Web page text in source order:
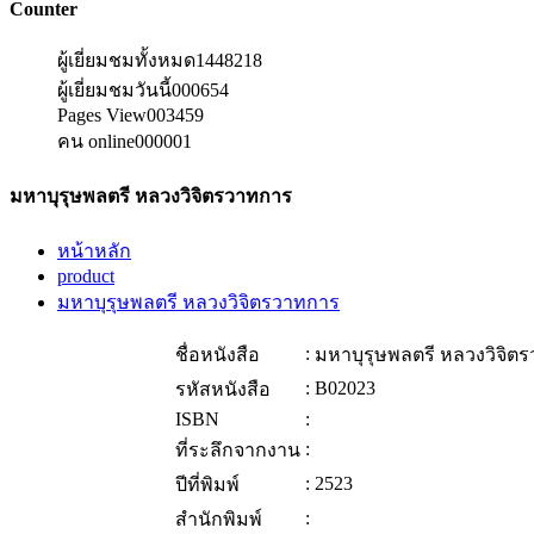
Counter
ผู้เยี่ยมชมทั้งหมด1448218
ผู้เยี่ยมชมวันนี้000654
Pages View003459
คน online000001
มหาบุรุษพลตรี หลวงวิจิตรวาทการ
หน้าหลัก
product
มหาบุรุษพลตรี หลวงวิจิตรวาทการ
ชื่อหนังสือ : มหาบุรุษพลตรี หลวงวิจิตร
รหัสหนังสือ
: B02023
ISBN
:
ที่ระลึกจากงาน :
ปีที่พิมพ์
: 2523
สำนักพิมพ์
: